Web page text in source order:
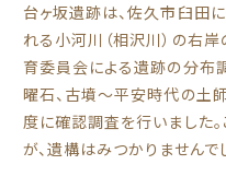
台ヶ坂遺跡は、佐久市臼田
れる小河川（相沢川）の右
育委員会による遺跡の分布
曜石、古墳～平安時代の土
度に確認調査を行いました
が、遺構はみつかりませんで